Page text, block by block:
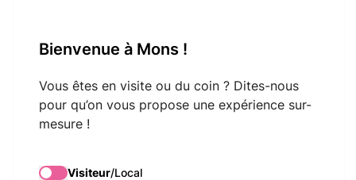
Bienvenue à Mons !
Vous êtes en visite ou du coin ? Dites-nous
pour qu’on vous propose une expérience sur-
mesure !
Visiteur/Local
Cercle Saint Joseph